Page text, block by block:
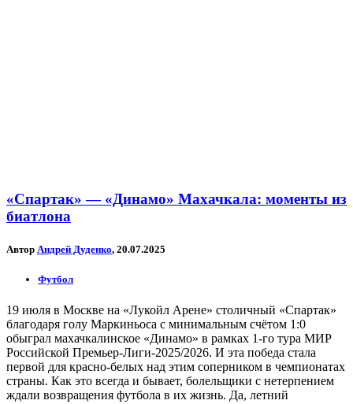
«Спартак» — «Динамо» Махачкала: моменты из
биатлона
Автор Андрей Дуденко, 20.07.2025
Футбол
19 июля в Москве на «Лукойл Арене» столичный «Спартак»
благодаря голу Маркиньоса с минимальным счётом 1:0
обыграл махачкалинское «Динамо» в рамках 1-го тура МИР
Российской Премьер-Лиги-2025/2026. И эта победа стала
первой для красно-белых над этим соперником в чемпионатах
страны. Как это всегда и бывает, болельщики с нетерпением
ждали возвращения футбола в их жизнь. Да, летний